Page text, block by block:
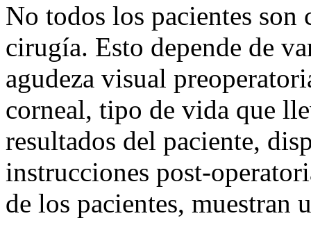
No todos los pacientes son
cirugía. Esto depende de
agudeza visual
corneal, tipo de vida que
resultados del paciente,
instrucciones post-
de los pacientes, muestran